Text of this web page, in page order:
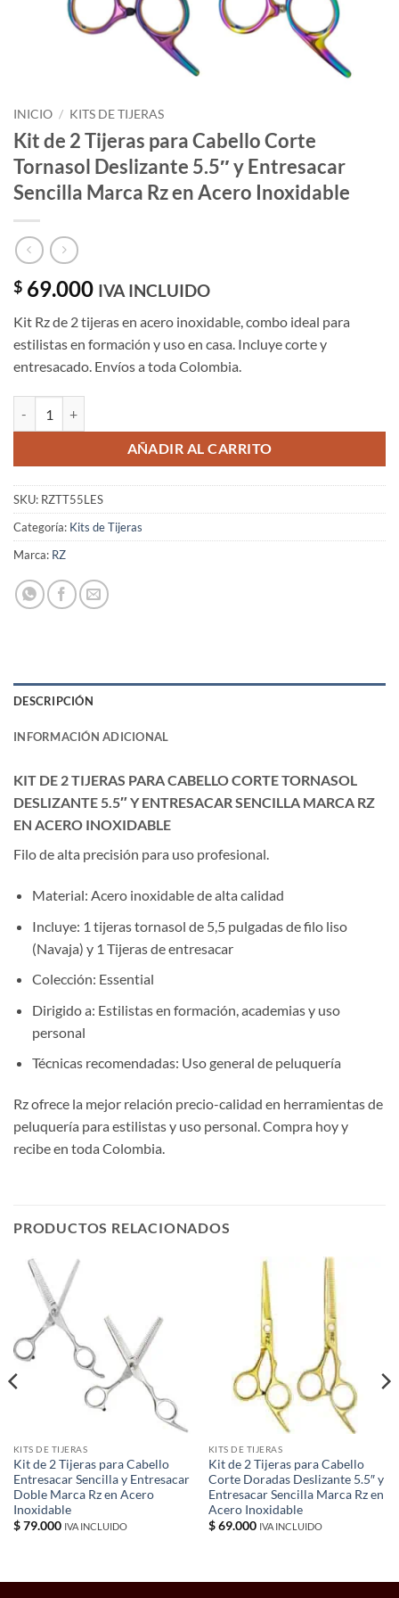
INICIO / KITS DE TIJERAS
Kit de 2 Tijeras para Cabello Corte
Tornasol Deslizante 5.5″ y Entresacar
Sencilla Marca Rz en Acero Inoxidable
$ 69.000 IVA INCLUIDO
Kit Rz de 2 tijeras en acero inoxidable, combo ideal para
estilistas en formación y uso en casa. Incluye corte y
entresacado. Envíos a toda Colombia.
AÑADIR AL CARRITO
SKU: RZTT55LES
Categoría: Kits de Tijeras
Marca: RZ
DESCRIPCIÓN
INFORMACIÓN ADICIONAL
KIT DE 2 TIJERAS PARA CABELLO CORTE TORNASOL
DESLIZANTE 5.5″ Y ENTRESACAR SENCILLA MARCA RZ
EN ACERO INOXIDABLE
Filo de alta precisión para uso profesional.
Material: Acero inoxidable de alta calidad
Incluye: 1 tijeras tornasol de 5,5 pulgadas de filo liso
(Navaja) y 1 Tijeras de entresacar
Colección: Essential
Dirigido a: Estilistas en formación, academias y uso
personal
Técnicas recomendadas: Uso general de peluquería
Rz ofrece la mejor relación precio-calidad en herramientas de
peluquería para estilistas y uso personal. Compra hoy y
recibe en toda Colombia.
PRODUCTOS RELACIONADOS
KITS DE TIJERAS
Kit de 2 Tijeras para Cabello
Entresacar Sencilla y Entresacar
Doble Marca Rz en Acero
Inoxidable
$79.000 IVA INCLUIDO
KITS DE TIJERAS
Kit de 2 Tijeras para Cabello
Corte Doradas Deslizante 5.5″ y
Entresacar Sencilla Marca Rz en
Acero Inoxidable
$69.000 IVA INCLUIDO